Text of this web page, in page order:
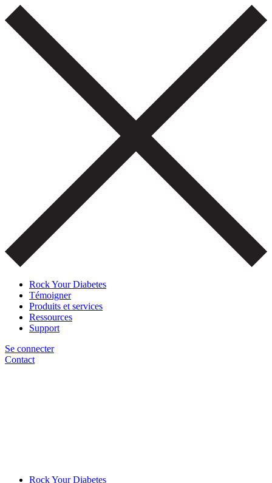
Rock Your Diabetes
Témoigner
Produits et services
Ressources
Support
Se connecter
Contact
Rock Your Diabetes